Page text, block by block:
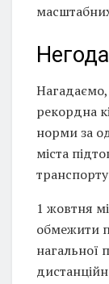
рекордна
норми за
міста
1 жовтня
обмежити
нагальної